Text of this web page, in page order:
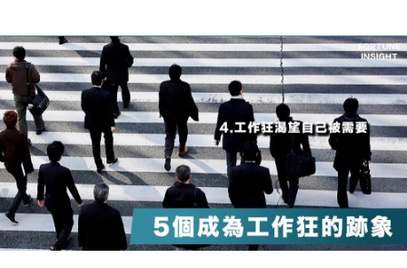
手
11:40
財經｜黑石傳再籌逾360億美元 支援Anthropic租用
Google晶片
10:57
財經｜美商務部擬擴大金屬關稅範圍 14類產品或加徵
25%
18:15
本地｜新世界K11 9月升級會員制度 增鉑金卡級別鎖
定高消費客群
17:40
財經｜本港6月零售額連升14個月 珠寶鐘錶銷售升勢
最強
16:33
財經｜滙控重啟最多10億美元回購 派息比率目標維持